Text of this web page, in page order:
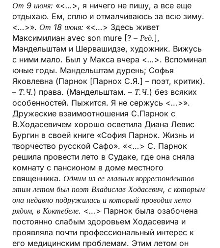
От 9 июня: «<…>, я ничего не пишу, а все еще
отдыхаю. Ем, сплю и отмалчиваюсь за всю зиму.
<…>». От 18 июня: «<…> Здесь живет
Максимилиан avec son mure [? – Ред.],
Мандельштам и Шервашидзе, художник. Вижусь
с ними мало. Был у Макса вчера <…>. Вспоминал
юные годы. Мандельштам дурень; Софья
Яковлевна (Парнок [Парнох С.Я.] – поэт, критик).
– Т.Ч.) права. (Мандельштам. – Т.Ч.) без всяких
особенностей. Пыжится. Я не сержусь <…>».
Дружеские взаимоотношения С.Парнок с
В.Ходасевичем хорошо осветила Диана Левис
Бургин в своей книге «София Парнок. Жизнь и
творчество русской Сафо». «<…> С. Парнок
решила провести лето в Судаке, где она сняла
комнату с пансионом в доме местного
священника. Одним из ее главных корреспондентов
этим летом был поэт Владислав Ходасевич, с которым
она недавно подружилась и который проводил лето
рядом, в Коктебеле. <…> Парнок была озабочена
постоянно слабым здоровьем Ходасевича и
проявляла почти профессиональный интерес к
его медицинским проблемам. Этим летом он